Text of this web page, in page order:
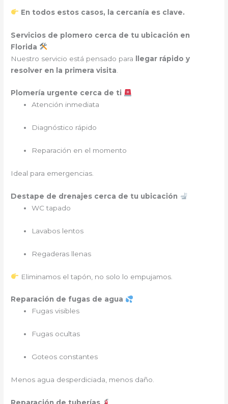
En todos estos casos, la cercanía es clave.
Servicios de plomero cerca de tu ubicación en
Florida
Nuestro servicio está pensado para llegar rápido y
resolver en la primera visita
Plomería urgente cerca de ti
Atención inmediata
Diagnóstico rápido
Reparación en el momento
Ideal para emergencias.
Destape de drenajes cerca de tu ubicación
WC tapado
Lavabos lentos
Regaderas llenas
Eliminamos el tapón, no solo lo empujamos.
Reparación de fugas de agua
Fugas visibles
Fugas ocultas
Goteos constantes
Menos agua desperdiciada, menos daño.